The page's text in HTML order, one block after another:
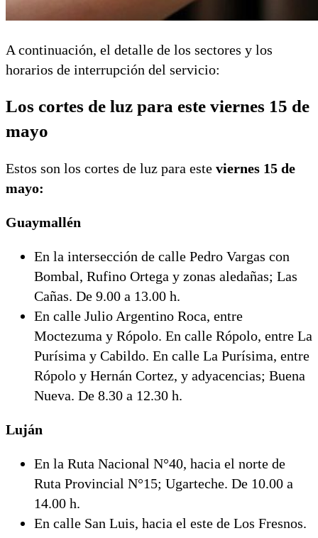
A continuación, el detalle de los sectores y los
horarios de interrupción del servicio:
Los cortes de luz para este viernes 15 de
mayo
Estos son los cortes de luz para este viernes 15 de
mayo:
Guaymallén
En la intersección de calle Pedro Vargas con
Bombal, Rufino Ortega y zonas aledañas; Las
Cañas. De 9.00 a 13.00 h.
En calle Julio Argentino Roca, entre
Moctezuma y Rópolo. En calle Rópolo, entre La
Purísima y Cabildo. En calle La Purísima, entre
Rópolo y Hernán Cortez, y adyacencias; Buena
Nueva. De 8.30 a 12.30 h.
Luján
En la Ruta Nacional N°40, hacia el norte de
Ruta Provincial N°15; Ugarteche. De 10.00 a
14.00 h.
En calle San Luis, hacia el este de Los Fresnos.